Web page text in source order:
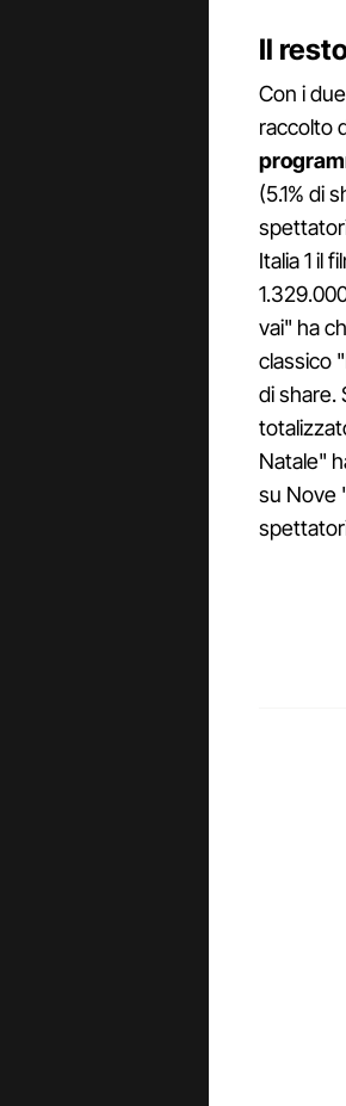
Il
Con i
raccolto
(5.1% di
Italia 1 il
vai" ha
classico
di share.
Natale"
su Nove
spettatori